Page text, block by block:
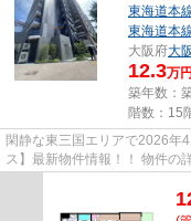
東海道本
東海道本
大阪府大
12.3万
築年数：
階数：15
閑静な東三国エリアで2026年
ス】最新物件情報！！ 物件の